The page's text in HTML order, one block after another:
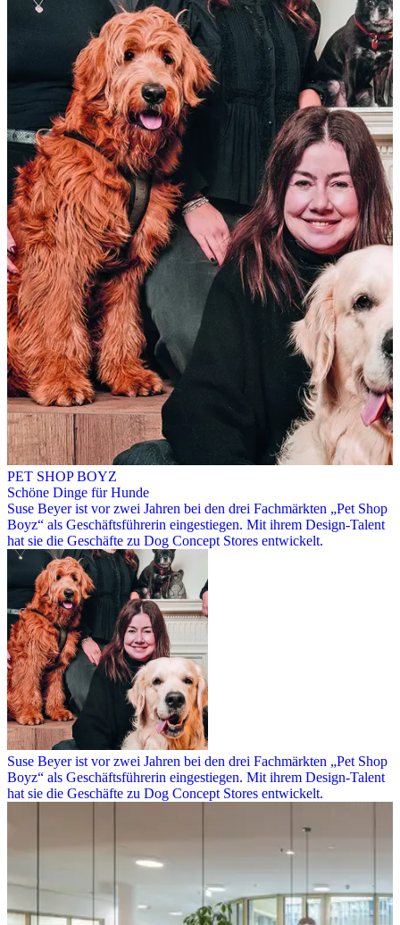
PET SHOP BOYZ
Schöne Dinge für Hunde
Suse Beyer ist vor zwei Jahren bei den drei Fachmärkten „Pet Shop
Boyz“ als Geschäftsführerin eingestiegen. Mit ihrem Design-Talent
hat sie die Geschäfte zu Dog Concept Stores entwickelt.
Suse Beyer ist vor zwei Jahren bei den drei Fachmärkten „Pet Shop
Boyz“ als Geschäftsführerin eingestiegen. Mit ihrem Design-Talent
hat sie die Geschäfte zu Dog Concept Stores entwickelt.